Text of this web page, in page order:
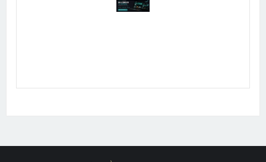
Publicidad